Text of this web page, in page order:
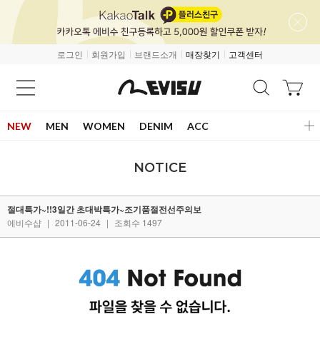
로그인 회원가입 브랜드소개 매장찾기 고객센터
NEW MEN WOMEN DENIM ACC
NOTICE
절대특가~!!3일간 초대박특가~조기품절전선주의보
에비수샵 | 2011-06-24 | 조회수 1497